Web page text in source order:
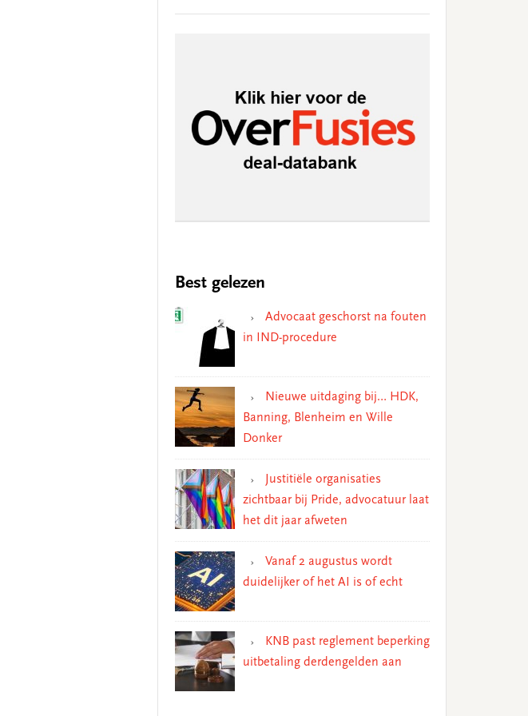
Best gelezen
Advocaat geschorst na fouten
in IND-procedure
Nieuwe uitdaging bij… HDK,
Banning, Blenheim en Wille
Donker
Justitiële organisaties
zichtbaar bij Pride, advocatuur laat
het dit jaar afweten
Vanaf 2 augustus wordt
duidelijker of het AI is of echt
KNB past reglement beperking
uitbetaling derdengelden aan